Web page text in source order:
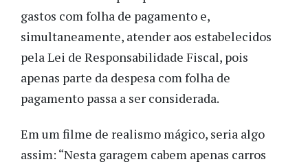
gastos com folha de pagamento e,
simultaneamente, atender aos estabelecidos
pela Lei de Responsabilidade Fiscal, pois
apenas parte da despesa com folha de
pagamento passa a ser considerada.
Em um filme de realismo mágico, seria algo
assim: “Nesta garagem cabem apenas carros